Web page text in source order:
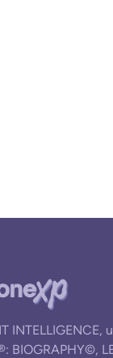
BIOGRAPHY©,